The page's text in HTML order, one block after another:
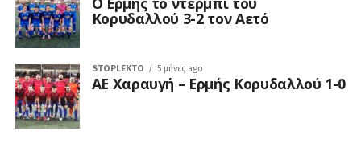
Κορυδαλλού 3-2 τον Αετό
STOPLEKTO 5 μήνες ago
ΑΕ Χαραυγή – Ερμής Κορυδαλλού 1-0